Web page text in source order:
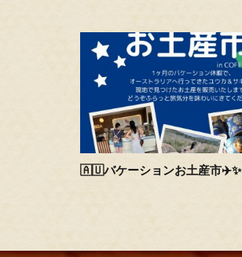
🇦🇺バケーションお土産市✈️✨